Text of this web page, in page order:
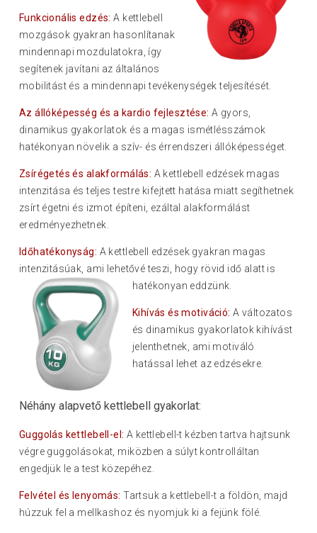
Funkcionális edzés: A kettlebell
mozgások gyakran hasonlítanak
mindennapi mozdulatokra, így
segítenek javítani az általános
mobilitást és a mindennapi tevékenységek teljesítését.
Az állóképesség és a kardio fejlesztése: A gyors,
dinamikus gyakorlatok és a magas ismétlésszámok
hatékonyan növelik a szív- és érrendszeri állóképességet.
Zsírégetés és alakformálás: A kettlebell edzések magas
intenzitása és teljes testre kifejtett hatása miatt segíthetnek
zsírt égetni és izmot építeni, ezáltal alakformálást
eredményezhetnek.
Időhatékonyság: A kettlebell edzések gyakran magas
intenzitásúak, ami lehetővé teszi, hogy rövid idő alatt is
hatékonyan eddzünk.
Kihívás és motiváció: A változatos
és dinamikus gyakorlatok kihívást
jelenthetnek, ami motiváló
hatással lehet az edzésekre.
Néhány alapvető kettlebell gyakorlat:
Guggolás kettlebell-el: A kettlebell-t kézben tartva hajtsunk
végre guggolásokat, miközben a súlyt kontrolláltan
engedjük le a test közepéhez.
Felvétel és lenyomás: Tartsuk a kettlebell-t a földön, majd
húzzuk fel a mellkashoz és nyomjuk ki a fejünk fölé.